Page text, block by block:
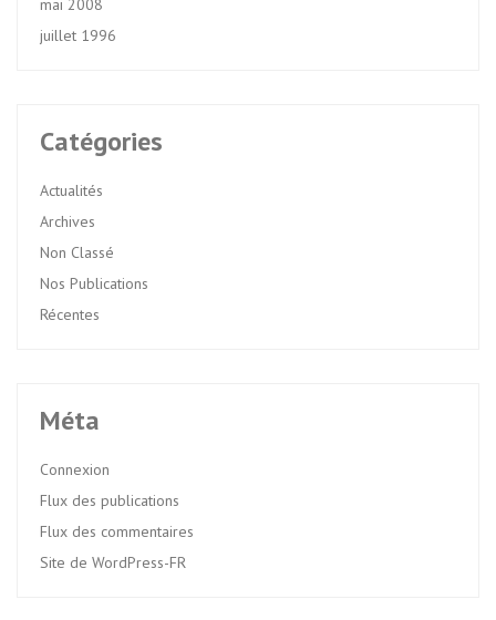
mai 2008
juillet 1996
Catégories
Actualités
Archives
Non Classé
Nos Publications
Récentes
Méta
Connexion
Flux des publications
Flux des commentaires
Site de WordPress-FR